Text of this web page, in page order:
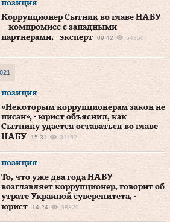
позиция
Коррупционер Сытник во главе НАБУ
– компромисс с западными
партнерами, - эксперт
09:42 54350
позиция
«Некоторым коррупционерам закон не
писан», - юрист объяснил, как
Сытнику удается оставаться во главе
НАБУ
15:31 31152
позиция
То, что уже два года НАБУ
возглавляет коррупционер, говорит об
утрате Украиной суверенитета, -
юрист
14:24 38829